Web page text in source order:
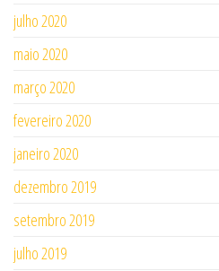
julho 2020
maio 2020
março 2020
fevereiro 2020
janeiro 2020
dezembro 2019
setembro 2019
julho 2019